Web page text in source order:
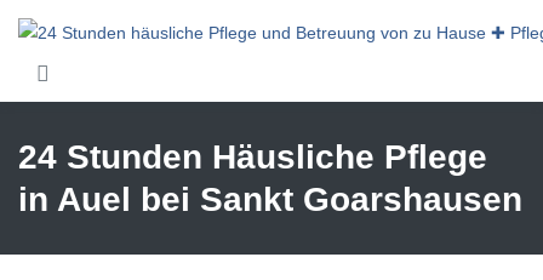
24 Stunden Häusliche Pflege
in Auel bei Sankt Goarshausen